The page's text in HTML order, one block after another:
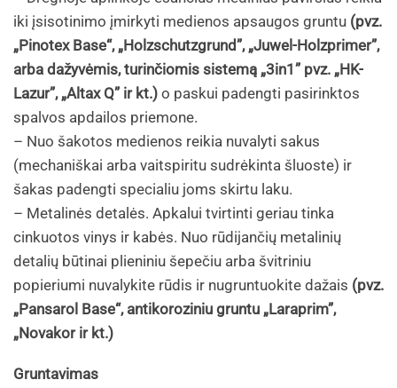
iki įsisotinimo įmirkyti medienos apsaugos gruntu (pvz.
„Pinotex Base“, „Holzschutzgrund”, „Juwel-Holzprimer”,
arba dažyvėmis, turinčiomis sistemą „3in1” pvz. „HK-
Lazur”, „Altax Q” ir kt.) o paskui padengti pasirinktos
spalvos apdailos priemone.
– Nuo šakotos medienos reikia nuvalyti sakus
(mechaniškai arba vaitspiritu sudrėkinta šluoste) ir
šakas padengti specialiu joms skirtu laku.
– Metalinės detalės. Apkalui tvirtinti geriau tinka
cinkuotos vinys ir kabės. Nuo rūdijančių metalinių
detalių būtinai plieniniu šepečiu arba švitriniu
popieriumi nuvalykite rūdis ir nugruntuokite dažais (pvz.
„Pansarol Base“, antikoroziniu gruntu „Laraprim”,
„Novakor ir kt.)
Gruntavimas